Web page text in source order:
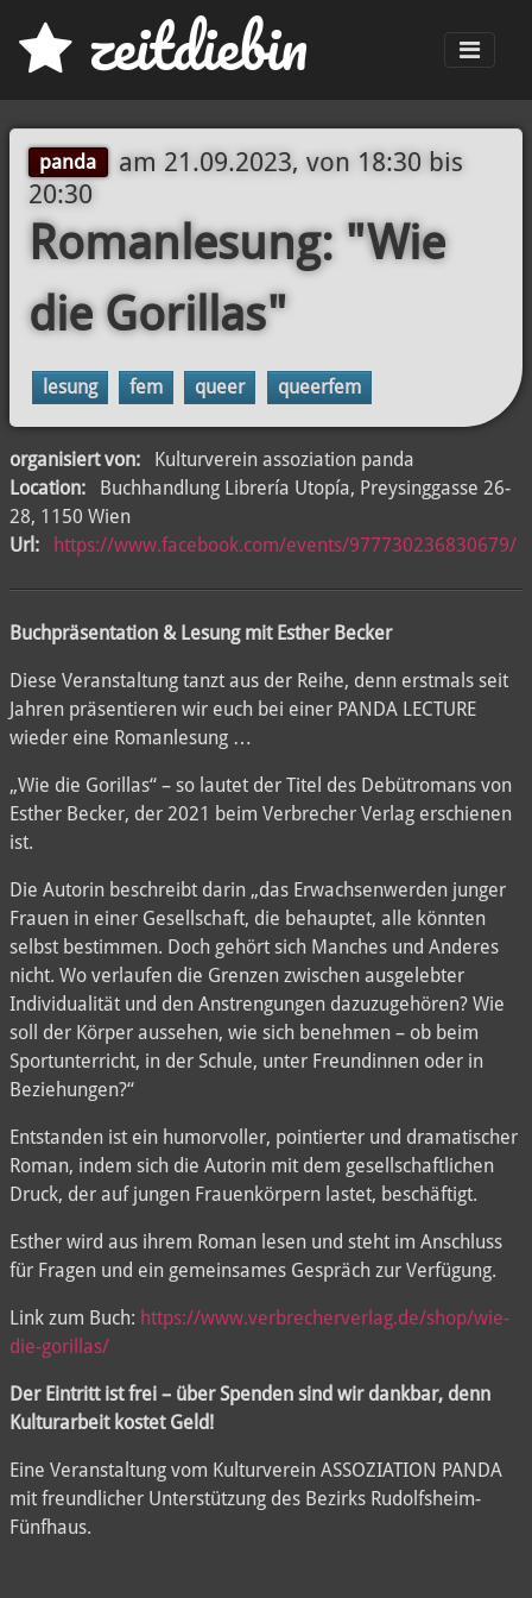
zeitdiebin
panda am 21.09.2023, von 18:30 bis
20:30
Romanlesung: "Wie
die Gorillas"
lesung fem queer queerfem
organisiert von:
Kulturverein assoziation panda
Location:
Buchhandlung Librería Utopía, Preysinggasse 26-
28, 1150 Wien
Url:
https://www.facebook.com/events/977730236830679/
Buchpräsentation & Lesung mit Esther Becker
Diese Veranstaltung tanzt aus der Reihe, denn erstmals seit
Jahren präsentieren wir euch bei einer PANDA LECTURE
wieder eine Romanlesung …
„Wie die Gorillas“ – so lautet der Titel des Debütromans von
Esther Becker, der 2021 beim Verbrecher Verlag erschienen
ist.
Die Autorin beschreibt darin „das Erwachsenwerden junger
Frauen in einer Gesellschaft, die behauptet, alle könnten
selbst bestimmen. Doch gehört sich Manches und Anderes
nicht. Wo verlaufen die Grenzen zwischen ausgelebter
Individualität und den Anstrengungen dazuzugehören? Wie
soll der Körper aussehen, wie sich benehmen – ob beim
Sportunterricht, in der Schule, unter Freundinnen oder in
Beziehungen?“
Entstanden ist ein humorvoller, pointierter und dramatischer
Roman, indem sich die Autorin mit dem gesellschaftlichen
Druck, der auf jungen Frauenkörpern lastet, beschäftigt.
Esther wird aus ihrem Roman lesen und steht im Anschluss
für Fragen und ein gemeinsames Gespräch zur Verfügung.
Link zum Buch: https://www.verbrecherverlag.de/shop/wie-
die-gorillas/
Der Eintritt ist frei – über Spenden sind wir dankbar, denn
Kulturarbeit kostet Geld!
Eine Veranstaltung vom Kulturverein ASSOZIATION PANDA
mit freundlicher Unterstützung des Bezirks Rudolfsheim-
Fünfhaus.